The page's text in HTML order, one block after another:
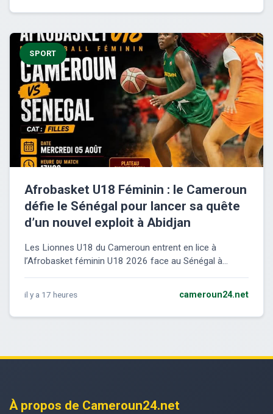
SPORT
Afrobasket U18 Féminin : le Cameroun
défie le Sénégal pour lancer sa quête
d’un nouvel exploit à Abidjan
Les Lionnes U18 du Cameroun entrent en lice à
l’Afrobasket féminin U18 2026 face au Sénégal à...
il y a 17 heures cameroun24.net
À propos de Cameroun24.net